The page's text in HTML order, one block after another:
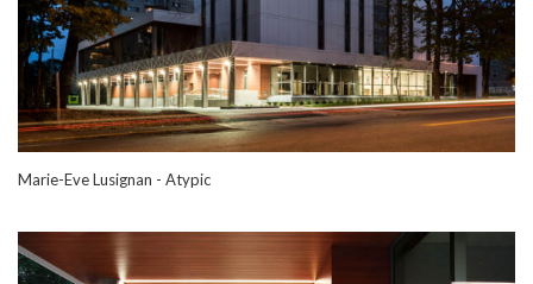
Marie-Eve Lusignan - Atypic